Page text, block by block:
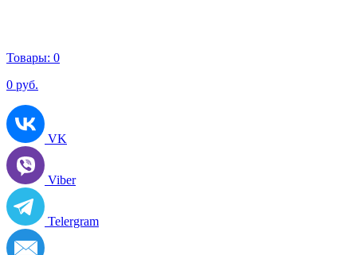
Товары: 0
0 руб.
VK
Viber
Telergram